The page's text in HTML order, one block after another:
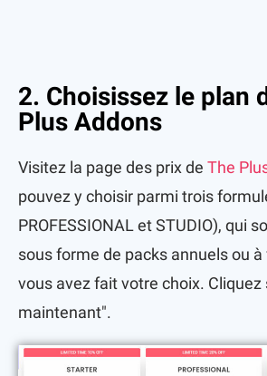
2. Choisissez le plan
Plus Addons
Visitez la page des prix de The
pouvez y choisir parmi trois
PROFESSIONAL et STUDIO), qui
sous forme de packs annuels ou à
vous avez fait votre choix. Cliquez
maintenant".